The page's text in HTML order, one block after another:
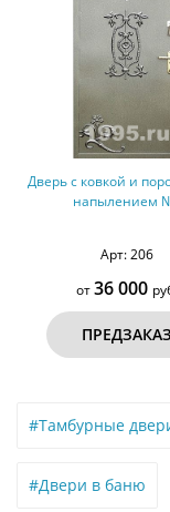
и порошковым
№9
#Тамбурные
#Двери в баню